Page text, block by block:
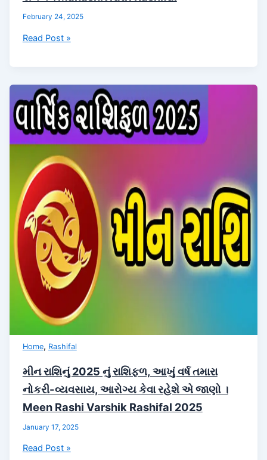
February 24, 2025
આ
પછી
મહાશિવરાત્રી
પર
બની
દુર્લભ
સંયોગ,
આ
રાશિઓનો
શરુ
થવાનો
સારો
સમય
Mahashivratri
Rashifal
Read Post »
Home, Rashifal
મીન રાશિનું 2025 નું રાશિફળ, આખું વર્ષ તમારા
નોકરી-વ્યવસાય, આરોગ્ય કેવા રહેશે એ જાણો ।
Meen Rashi Varshik Rashifal 2025
January 17, 2025
મીન
Read Post »